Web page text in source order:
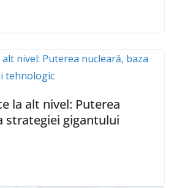
la alt nivel: Puterea
strategiei gigantului